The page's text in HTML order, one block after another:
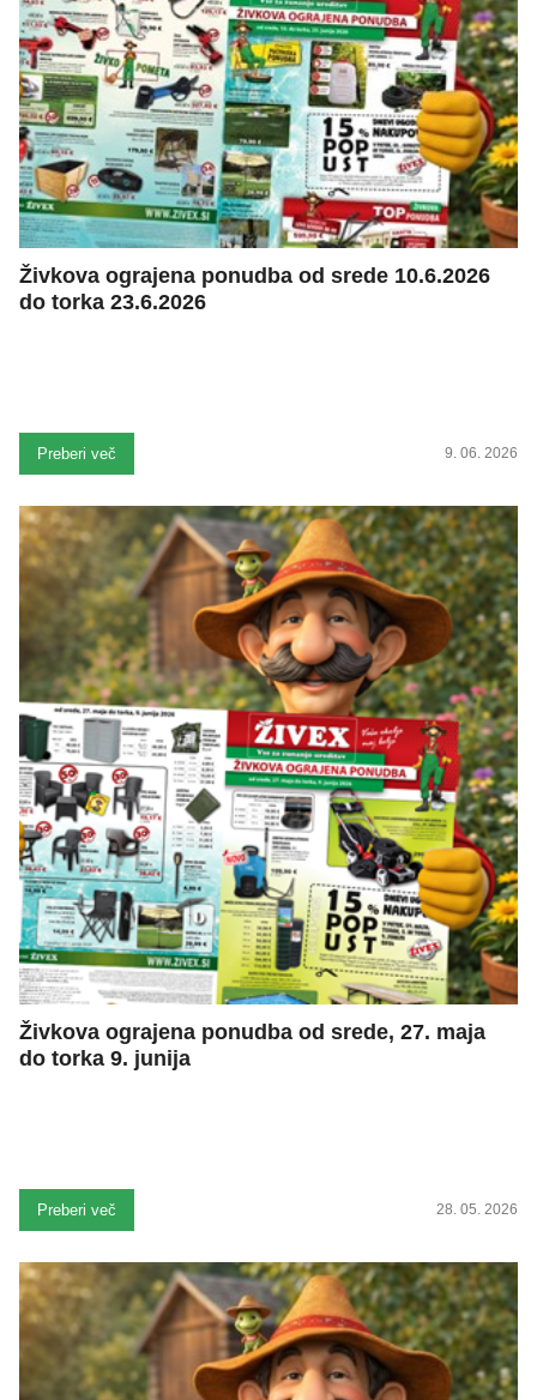
Živkova ograjena ponudba od srede 10.6.2026
do torka 23.6.2026
Preberi več 9. 06. 2026
Živkova ograjena ponudba od srede, 27. maja
do torka 9. junija
Preberi več 28. 05. 2026